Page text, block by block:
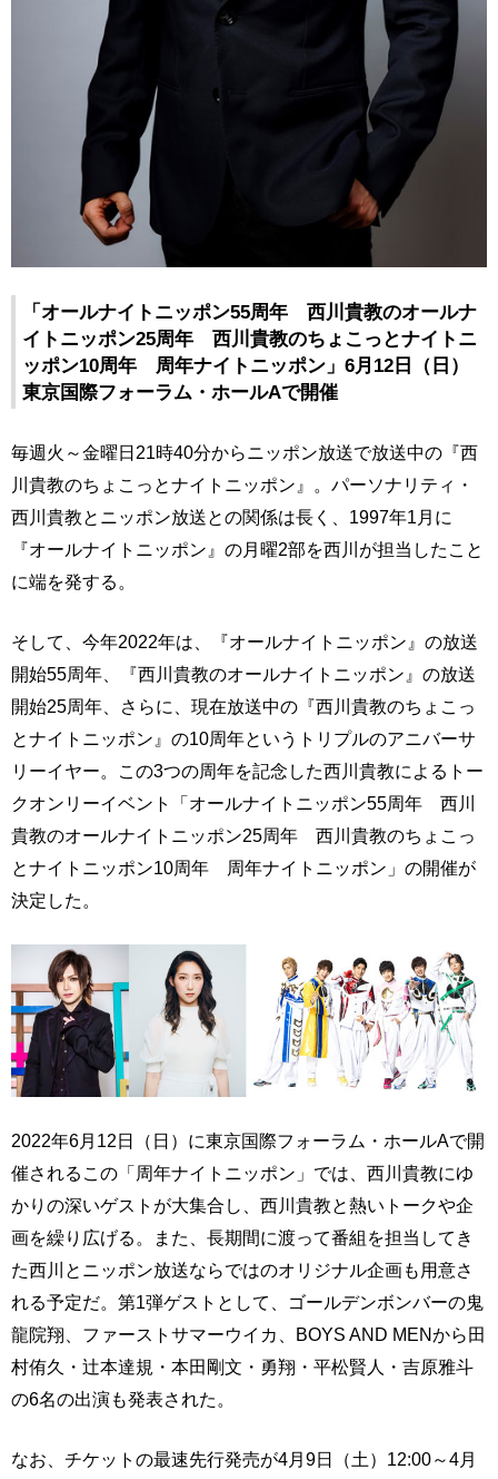
「オールナイトニッポン55周年 西川貴教のオールナ
イトニッポン25周年 西川貴教のちょこっとナイトニ
ッポン10周年 周年ナイトニッポン」6月12日（日）
東京国際フォーラム・ホールAで開催
毎週火～金曜日21時40分からニッポン放送で放送中の『西
川貴教のちょこっとナイトニッポン』。パーソナリティ・
西川貴教とニッポン放送との関係は長く、1997年1月に
『オールナイトニッポン』の月曜2部を西川が担当したこと
に端を発する。
そして、今年2022年は、『オールナイトニッポン』の放送
開始55周年、『西川貴教のオールナイトニッポン』の放送
開始25周年、さらに、現在放送中の『西川貴教のちょこっ
とナイトニッポン』の10周年というトリプルのアニバーサ
リーイヤー。この3つの周年を記念した西川貴教によるトー
クオンリーイベント「オールナイトニッポン55周年 西川
貴教のオールナイトニッポン25周年 西川貴教のちょこっ
とナイトニッポン10周年 周年ナイトニッポン」の開催が
決定した。
2022年6月12日（日）に東京国際フォーラム・ホールAで開
催されるこの「周年ナイトニッポン」では、西川貴教にゆ
かりの深いゲストが大集合し、西川貴教と熱いトークや企
画を繰り広げる。また、長期間に渡って番組を担当してき
た西川とニッポン放送ならではのオリジナル企画も用意さ
れる予定だ。第1弾ゲストとして、ゴールデンボンバーの鬼
龍院翔、ファーストサマーウイカ、BOYS AND MENから田
村侑久・辻本達規・本田剛文・勇翔・平松賢人・吉原雅斗
の6名の出演も発表された。
なお、チケットの最速先行発売が4月9日（土）12:00～4月